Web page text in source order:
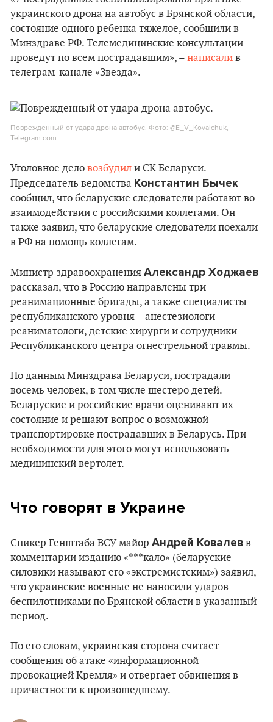
украинского дрона на автобус в Брянской области,
состояние одного ребенка тяжелое, сообщили в
Минздраве РФ. Телемедицинские консультации
проведут по всем пострадавшим», – написали в
телеграм-канале «Звезда».
Поврежденный от удара дрона автобус. Фото: @E_V_Kovalchuk,
Telegram.com.
Уголовное дело возбудил и СК Беларуси.
Председатель ведомства Константин Бычек
сообщил, что беларуские следователи работают во
взаимодействии с российскими коллегами. Он
также заявил, что беларуские следователи поехали
в РФ на помощь коллегам.
Министр здравоохранения Александр Ходжаев
рассказал, что в Россию направлены три
реанимационные бригады, а также специалисты
республиканского уровня – анестезиологи-
реаниматологи, детские хирурги и сотрудники
Республиканского центра огнестрельной травмы.
По данным Минздрава Беларуси, пострадали
восемь человек, в том числе шестеро детей.
Беларуские и российские врачи оценивают их
состояние и решают вопрос о возможной
транспортировке пострадавших в Беларусь. При
необходимости для этого могут использовать
медицинский вертолет.
Что говорят в Украине
Спикер Генштаба ВСУ майор Андрей Ковалев в
комментарии изданию «***кало» (беларуские
силовики называют его «экстремистским») заявил,
что украинские военные не наносили ударов
беспилотниками по Брянской области в указанный
период.
По его словам, украинская сторона считает
сообщения об атаке «информационной
провокацией Кремля» и отвергает обвинения в
причастности к произошедшему.